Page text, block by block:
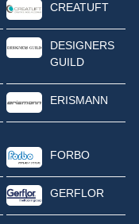
CREATUFT
DESIGNERS
GUILD
ERISMANN
FORBO
GERFLOR